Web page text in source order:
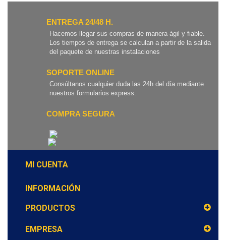
ENTREGA 24/48 H.
Hacemos llegar sus compras de manera ágil y fiable.
Los tiempos de entrega se calculan a partir de la salida
del paquete de nuestras instalaciones
SOPORTE ONLINE
Consúltanos cualquier duda las 24h del día mediante
nuestros formularios express.
COMPRA SEGURA
MI CUENTA
INFORMACIÓN
PRODUCTOS
EMPRESA